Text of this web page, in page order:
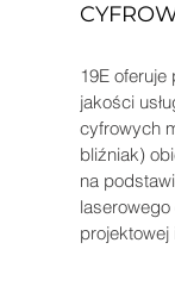
19E oferuje
jakości
cyfrowych
bliźniak)
na